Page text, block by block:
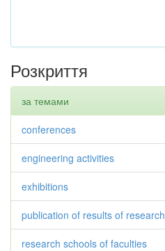
Розкриття
за темами
conferences
engineering activities
exhibitions
publication of results of research
research schools of faculties